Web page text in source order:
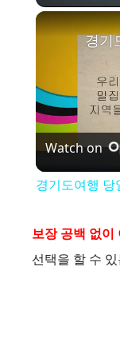
Watch on
경기도여행 당
보장 공백 없이
선택을 할 수